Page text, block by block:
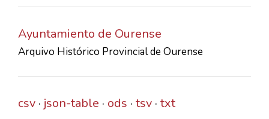
Ayuntamiento de Ourense
Arquivo Histórico Provincial de Ourense
csv json-table ods tsv txt